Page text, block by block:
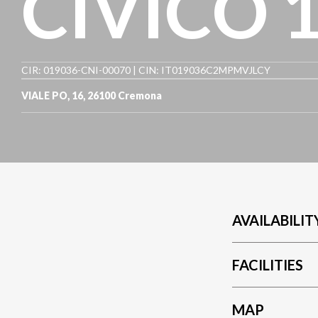
CIR: 019036-CNI-00070 | CIN: IT019036C2MPMVJLCY
VIALE PO, 16, 26100 Cremona
FACILITIES
MAP